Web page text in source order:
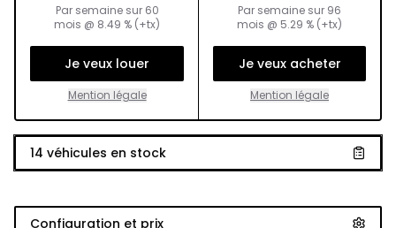
Par semaine sur 60
mois @ 8.49 % (+tx)
Je veux louer
Mention légale
Par semaine sur 96
mois @ 5.29 % (+tx)
Je veux acheter
Mention légale
14 véhicules en stock
Configuration et prix